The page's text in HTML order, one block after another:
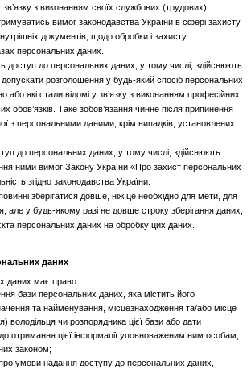
з виконанням своїх службових (трудових)
вимог законодавства України в сфері захисту
документів, щодо обробки і захисту
персональних даних.
доступ до персональних даних, у тому числі, здійснюють
допускати розголошення у будь-який спосіб персональних
або які стали відомі у зв’язку з виконанням професійних
обов’язків. Таке зобов’язання чинне після припинення
з персональними даними, крім випадків, установлених
до персональних даних, у тому числі, здійснюють
ними вимог Закону України «Про захист персональних
згідно законодавства України.
зберігатися довше, ніж це необхідно для мети, для
але у будь-якому разі не довше строку зберігання даних,
персональних даних на обробку цих даних.
даних
даних має право:
бази персональних даних, яка містить його
та найменування, місцезнаходження та/або місце
володільця чи розпорядника цієї бази або дати
отримання цієї інформації уповноваженим ним особам,
законом;
умови надання доступу до персональних даних,